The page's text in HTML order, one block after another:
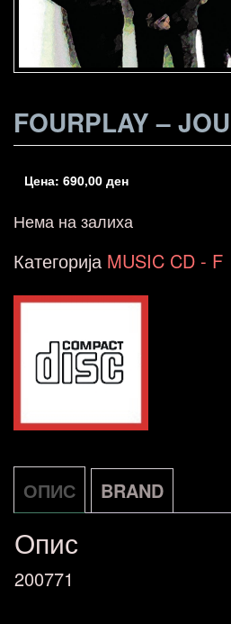
FOURPLAY –
Цена: 690,00 ден
Нема на залиха
Категорија MUSIC CD - F
ОПИС BRAND
Опис
200771